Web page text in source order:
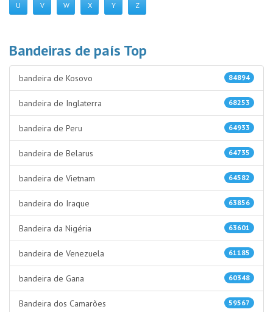
U V W X Y Z
Bandeiras de país Top
84894
bandeira de Kosovo
68253
bandeira de Inglaterra
64933
bandeira de Peru
64735
bandeira de Belarus
64582
bandeira de Vietnam
63856
bandeira do Iraque
63601
Bandeira da Nigéria
61185
bandeira de Venezuela
60348
bandeira de Gana
59567
Bandeira dos Camarões